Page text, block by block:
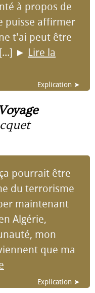
à propos de
puisse affirmer
t'ai peut être
► Lire la
Explication ➤
pourrait être
du terrorisme
maintenant
Algérie,
mon
que ma
Explication ➤